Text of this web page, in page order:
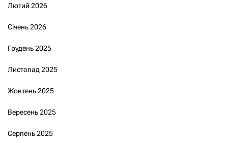
Лютий 2026
Січень 2026
Грудень 2025
Листопад 2025
Жовтень 2025
Вересень 2025
Серпень 2025